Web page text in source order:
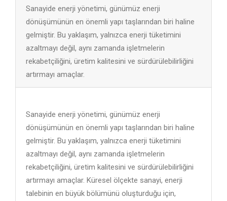
Sanayide enerji yönetimi, günümüz enerji
dönüşümünün en önemli yapı taşlarından biri haline
gelmiştir. Bu yaklaşım, yalnızca enerji tüketimini
azaltmayı değil, aynı zamanda işletmelerin
rekabetçiliğini, üretim kalitesini ve sürdürülebilirliğini
artırmayı amaçlar.
Sanayide enerji yönetimi, günümüz enerji
dönüşümünün en önemli yapı taşlarından biri haline
gelmiştir. Bu yaklaşım, yalnızca enerji tüketimini
azaltmayı değil, aynı zamanda işletmelerin
rekabetçiliğini, üretim kalitesini ve sürdürülebilirliğini
artırmayı amaçlar. Küresel ölçekte sanayi, enerji
talebinin en büyük bölümünü oluşturduğu için,